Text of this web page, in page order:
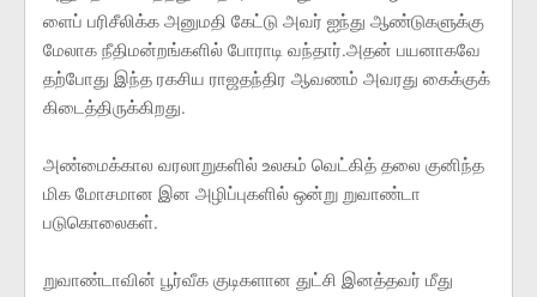
ளைப் பரிசீலிக்க அனுமதி கேட்டு அவர் ஐந்து ஆண்டுகளுக்கு
மேலாக நீதிமன்றங்களில் போராடி வந்தார்.அதன் பயனாகவே
தற்போது இந்த ரகசிய ராஜதந்திர ஆவணம் அவரது கைக்குக்
கிடைத்திருக்கிறது.
அண்மைக்கால வரலாறுகளில் உலகம் வெட்கித் தலை குனிந்த
மிக மோசமான இன அழிப்புகளில் ஒன்று றுவாண்டா
படுகொலைகள்.
றுவாண்டாவின் பூர்வீக குடிகளான துட்சி இனத்தவர் மீது